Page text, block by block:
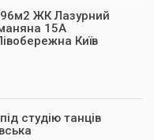
96м2 ЖК Лазурний
15А
Київ
студію танців